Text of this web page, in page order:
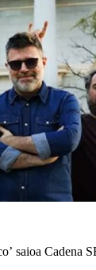
saioa Cadena